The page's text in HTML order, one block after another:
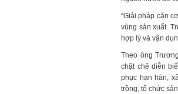
“Giải pháp căn
vùng sản xuất.
hợp lý và vận
Theo ông
chặt chẽ diễn
phục hạn hán,
trồng, tổ chức